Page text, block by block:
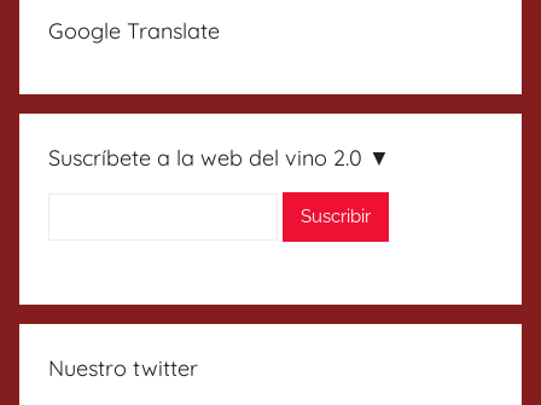
Google Translate
Suscríbete a la web del vino 2.0 ▼
Nuestro twitter